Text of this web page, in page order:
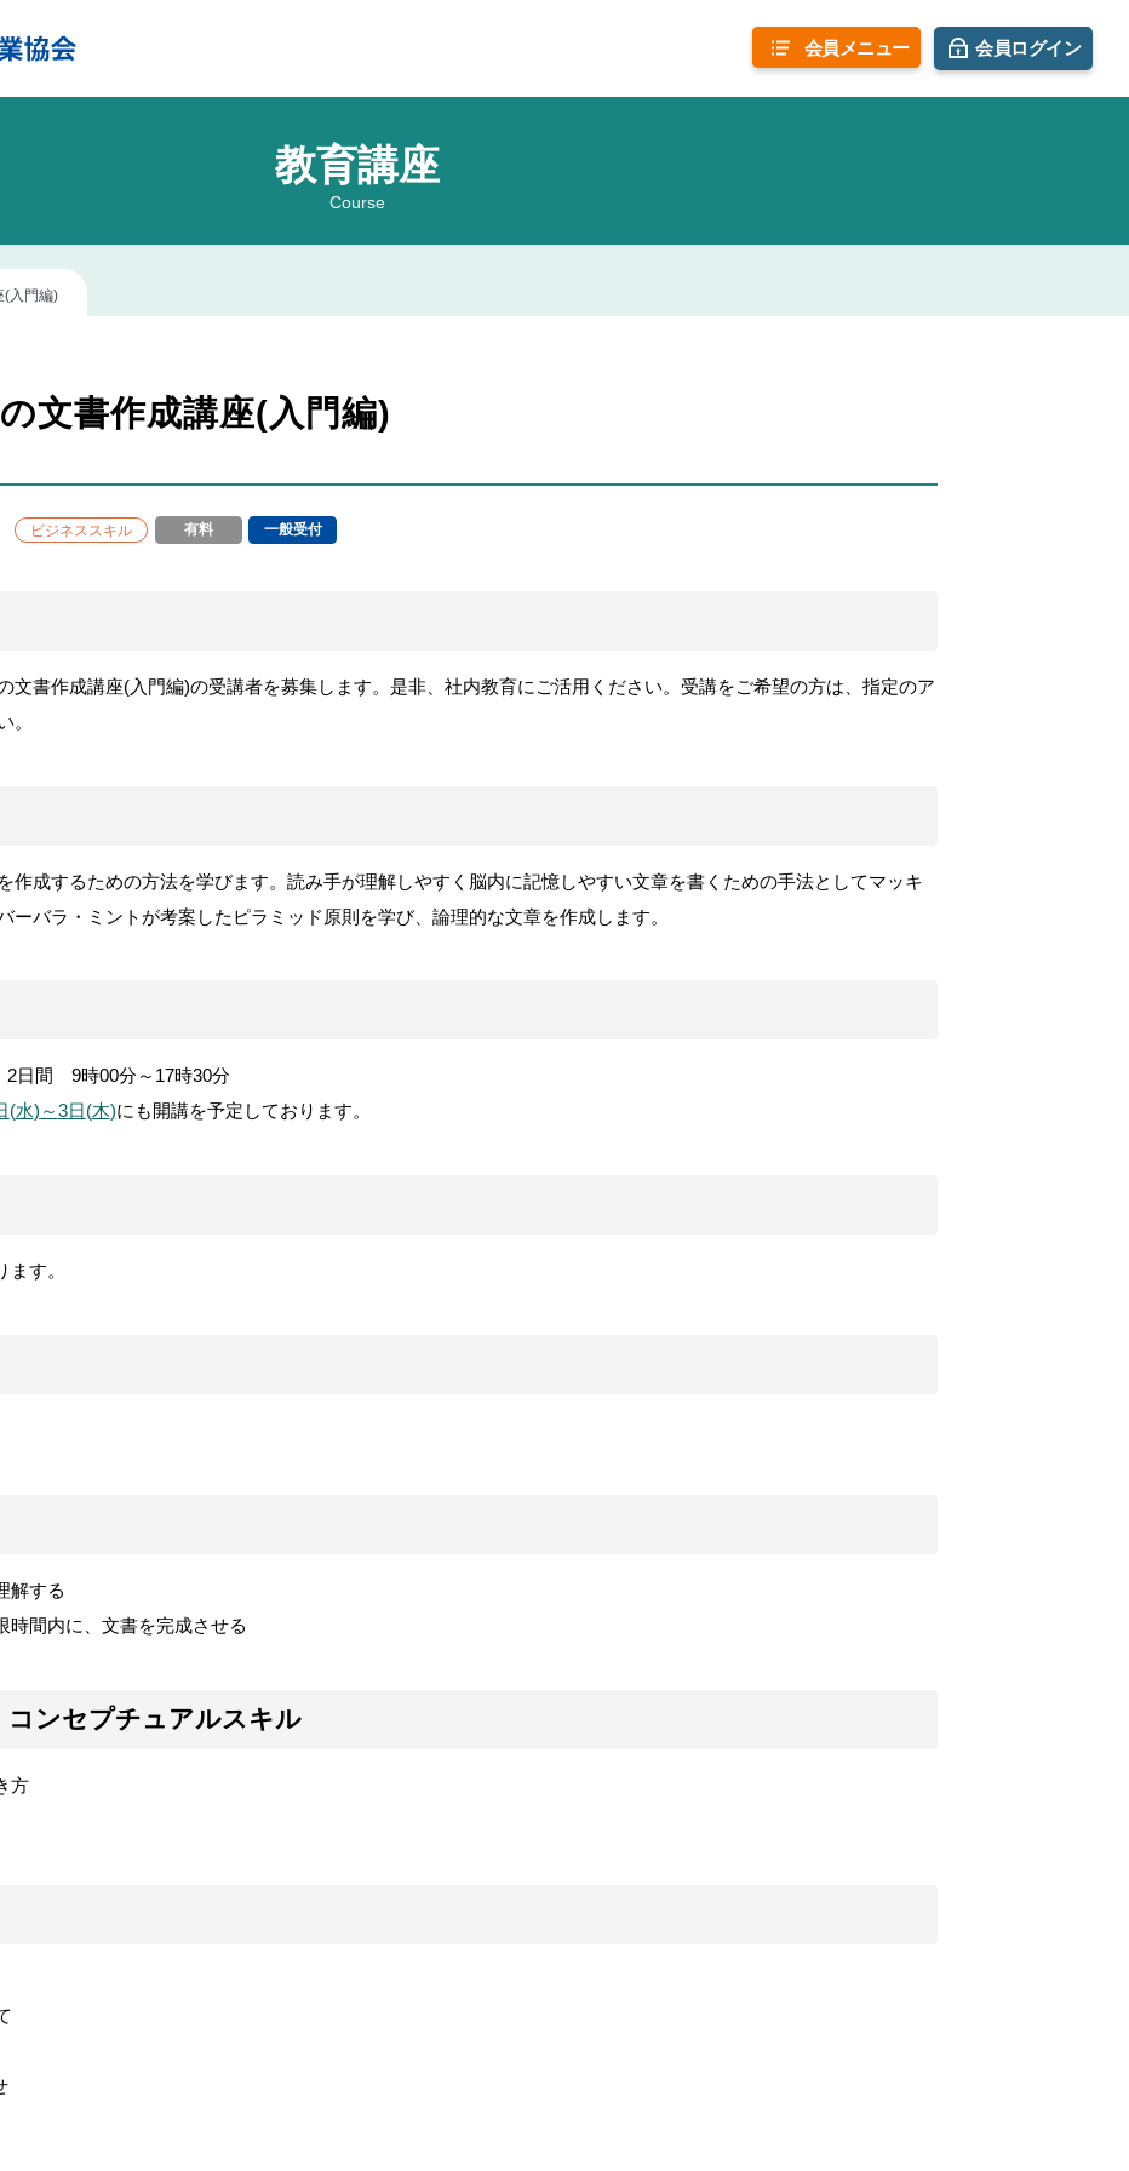
会員 メニュー 会員ログイン
教育講座
Course
(入門編)
文書作成講座(入門編)
ビジネススキル 有料 一般受付
文書作成講座(入門編)の受講者を募集します。是非、社内教育にご活用ください。受講をご希望の方は、指定のア
。
作成するための方法を学びます。読み手が理解しやすく脳内に記憶しやすい文章を書くための手法としてマッキ
ーバラ・ミントが考案したピラミッド原則を学び、論理的な文章を作成します。
2日間 9時00分～ 17時30分
(水) ～3日 (木)にも開講を予定しております。
す。
解する
時間内に、文書を完成させる
コンセプチュアルスキル
方